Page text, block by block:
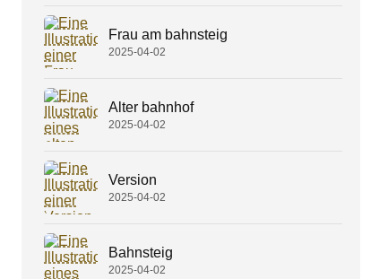
Frau am bahnsteig
2025-04-02
Alter bahnhof
2025-04-02
Version
2025-04-02
Bahnsteig
2025-04-02